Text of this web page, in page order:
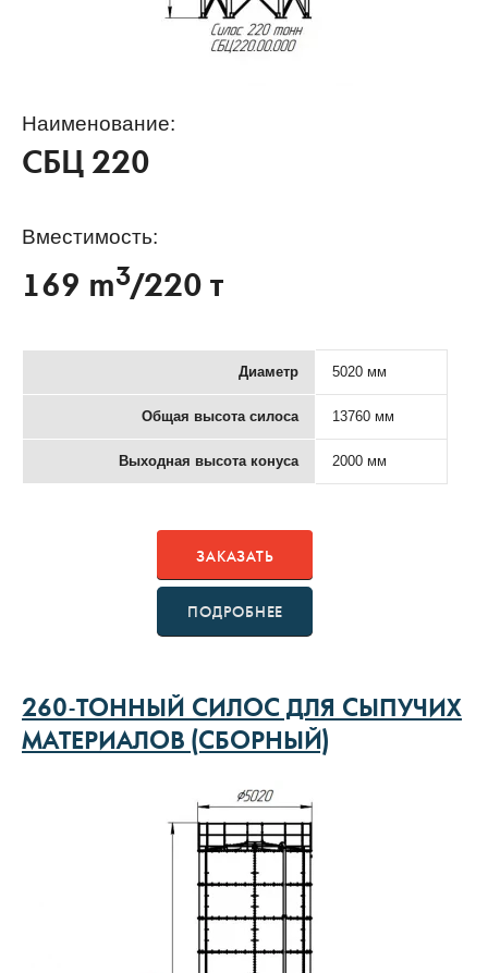
Наименование:
СБЦ 220
Вместимость:
169 m3/220 т
Диаметр 5020 мм
Общая высота силоса 13760 мм
Выходная высота конуса 2000 мм
ЗАКАЗАТЬ
ПОДРОБНЕЕ
260-ТОННЫЙ СИЛОС ДЛЯ СЫПУЧИХ
МАТЕРИАЛОВ (СБОРНЫЙ)